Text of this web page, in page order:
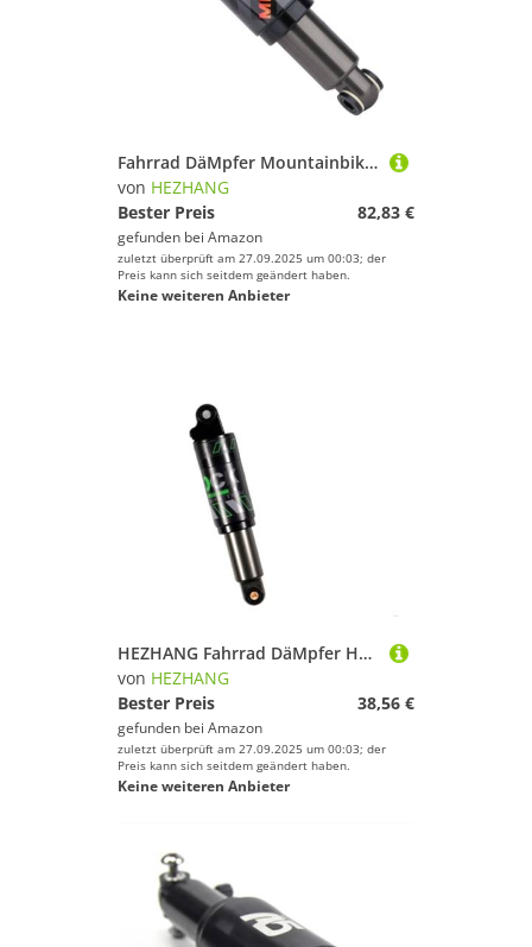
Fahrrad DäMpfer Mountainbike-Stoßdämpfer hinten, 125 mm/150 mm/165 mm/190 mm/200 mm, MTB-Luft-Hydraulikfeder-Stoßdämpfer for Faltrad(165mm)
von HEZHANG
Bester Preis
82,83 €
gefunden bei Amazon
zuletzt überprüft am 27.09.2025 um 00:03; der
Preis kann sich seitdem geändert haben.
Keine weiteren Anbieter
HEZHANG Fahrrad DäMpfer Hydraulische Stoßdämpfer for Fahrräder, 120/125/150/165/185/190/200 mm, Fahrradteile, Hinterraddämpfer(K)
von HEZHANG
Bester Preis
38,56 €
gefunden bei Amazon
zuletzt überprüft am 27.09.2025 um 00:03; der
Preis kann sich seitdem geändert haben.
Keine weiteren Anbieter